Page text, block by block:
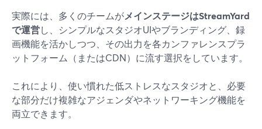
実際には、多くのチームがメインステージはStreamYard
で運営し、シンプルなスタジオUIやブランディング、録
画機能を活かしつつ、その出力を各カンファレンスプラ
ットフォーム（またはCDN）に流す選択をしています。
これにより、使い慣れた低ストレスなスタジオと、必要
な部分だけ複雑なアジェンダやネットワーキング機能を
両立できます。